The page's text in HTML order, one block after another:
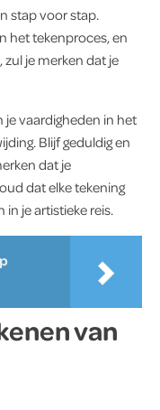
stap voor stap.
het tekenproces, en
je merken dat je
je vaardigheden in het
Blijf geduldig en
dat je
dat elke tekening
in je artistieke reis.
van